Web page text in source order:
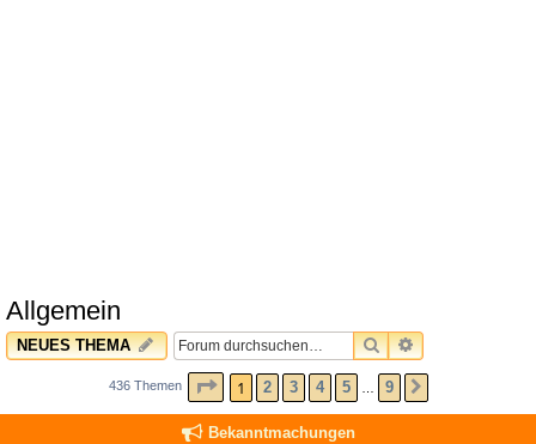
Allgemein
NEUES THEMA SUCHEERWEITERTE
436 Themen SEITE1 VON9
1 2 3 4 5 9
Bekanntmachungen